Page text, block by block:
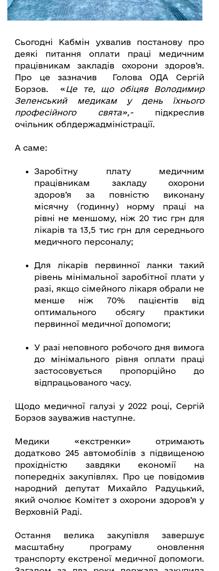
Сьогодні Кабмін ухвалив постанову про
деякі питання оплати праці медичним
працівникам закладів охорони здоров’я.
Про це зазначив Голова ОДА Сергій
Борзов. « Це те, що обіцяв Володимир
Зеленський медикам у день їхнього
професійного свята»,- підкреслив
очільник облдержадміністрації.
А саме:
Заробітну плату медичним
працівникам закладу охорони
здоров’я за повністю виконану
місячну (годинну) норму праці на
рівні не меншому, ніж 20 тис грн для
лікарів та 13,5 тис грн для середнього
медичного персоналу;
Для лікарів первинної ланки такий
рівень мінімальної заробітної плати у
разі, якщо сімейного лікаря обрали не
менше ніж 70% пацієнтів від
оптимального обсягу практики
первинної медичної допомоги;
У разі неповного робочого дня вимога
до мінімального рівня оплати праці
застосовується пропорційно до
відпрацьованого часу.
Щодо медичної галузі у 2022 році, Сергій
Борзов зауважив наступне.
Медики «екстренки» отримають
додатково 245 автомобілів з підвищеною
прохідністю завдяки економії на
попередніх закупівлях. Про це повідомив
народний депутат Михайло Радуцький,
який очолює Комітет з охорони здоров’я у
Верховній Раді.
Остання велика закупівля завершує
масштабну програму оновлення
транспорту екстреної медичної допомоги.